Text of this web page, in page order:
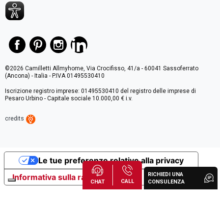
©2026 Camilletti Allmyhome, Via Crocifisso, 41/a - 60041 Sassoferrato
(Ancona) - Italia - P.IVA 01495530410
Iscrizione registro imprese: 01495530410 del registro delle imprese di
Pesaro Urbino - Capitale sociale 10.000,00 € i.v.
credits
CHAT CALL
RICHIEDI UNA
CONSULENZA
Informativa sulla raccolta
Le tue preferenze relative alla privacy